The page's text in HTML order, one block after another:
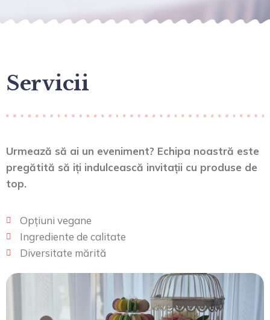
Servicii
Urmează să ai un eveniment? Echipa noastră este
pregătită să iți indulcească invitații cu produse de
top.
Opțiuni vegane
Ingrediente de calitate
Diversitate mărită